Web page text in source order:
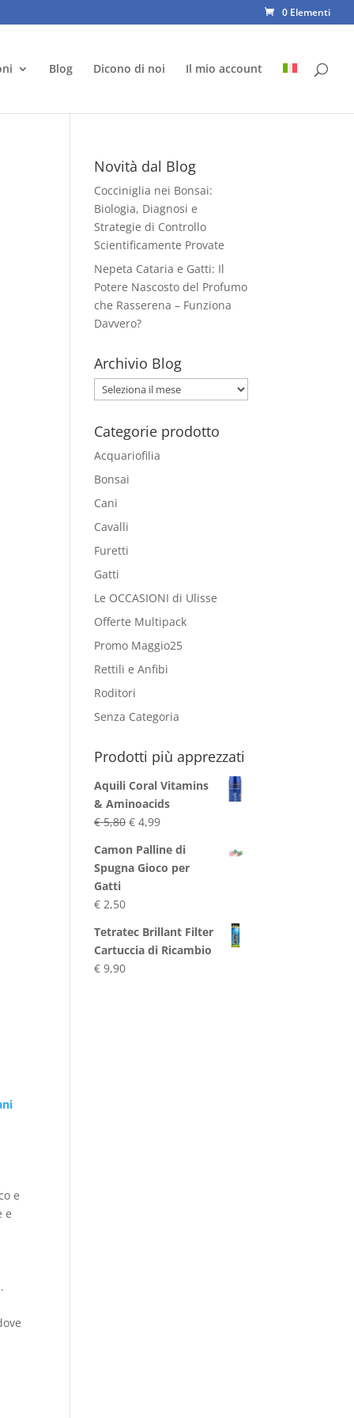
0 Elementi
Blog Dicono di noi Il mio account
e
e
Novità dal Blog
Cocciniglia nei Bonsai:
Biologia, Diagnosi e
Strategie di Controllo
Scientificamente Provate
Nepeta Cataria e Gatti: Il
Potere Nascosto del Profumo
che Rasserena – Funziona
Davvero?
Archivio Blog
Archivio
Blog
Categorie prodotto
Acquariofilia
Bonsai
Cani
Cavalli
Furetti
Gatti
Le OCCASIONI di Ulisse
Offerte Multipack
Promo Maggio25
Rettili e Anfibi
Roditori
Senza Categoria
Prodotti più apprezzati
Aquili Coral Vitamins
& Aminoacids
€5,80 Il
originale
era:
€ 4,99Il
attuale
è:
Camon Palline di
Spugna Gioco per
Gatti
€ 2,50
Tetratec Brillant Filter
Cartuccia di Ricambio
€ 9,90